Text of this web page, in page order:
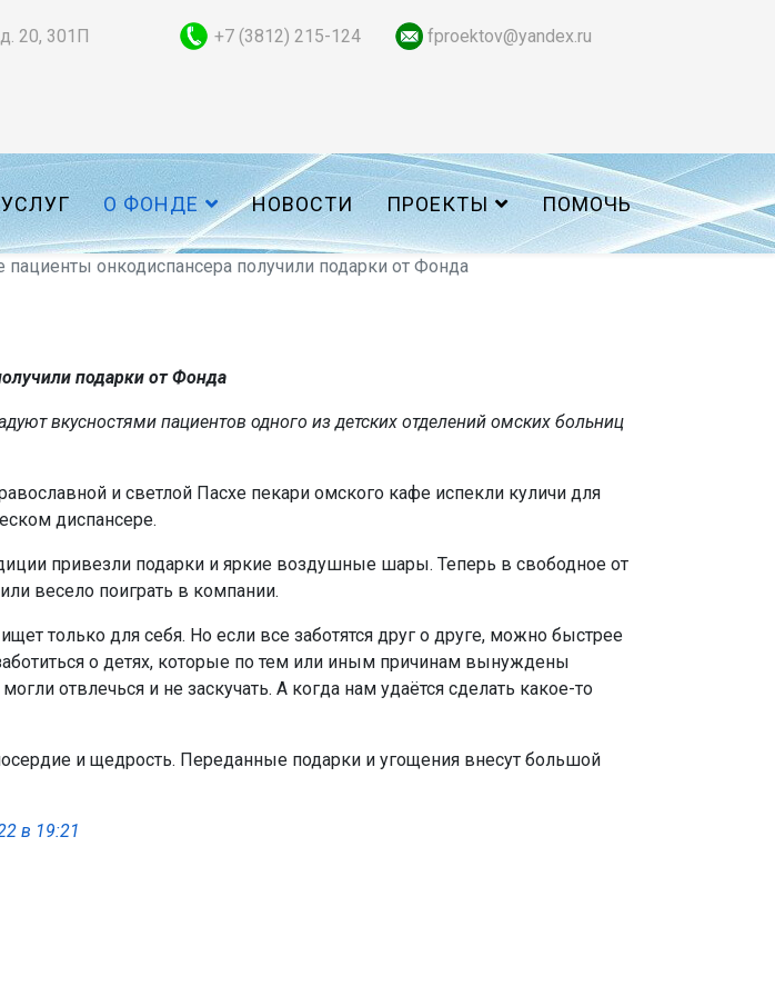
20, 301П +7 (3812) 215-124 fproektov@yandex.ru
О ФОНДЕ НОВОСТИ ПРОЕКТЫ ПОМОЧЬ
онкодиспансера получили подарки от Фонда
подарки от Фонда
вкусностями пациентов одного из детских отделений омских больниц
и светлой Пасхе пекари омского кафе испекли куличи для
диспансере.
привезли подарки и яркие воздушные шары. Теперь в свободное от
весело поиграть в компании.
только для себя. Но если все заботятся друг о друге, можно быстрее
о детях, которые по тем или иным причинам вынуждены
отвлечься и не заскучать. А когда нам удаётся сделать какое-то
и щедрость. Переданные подарки и угощения внесут большой
в 19:21